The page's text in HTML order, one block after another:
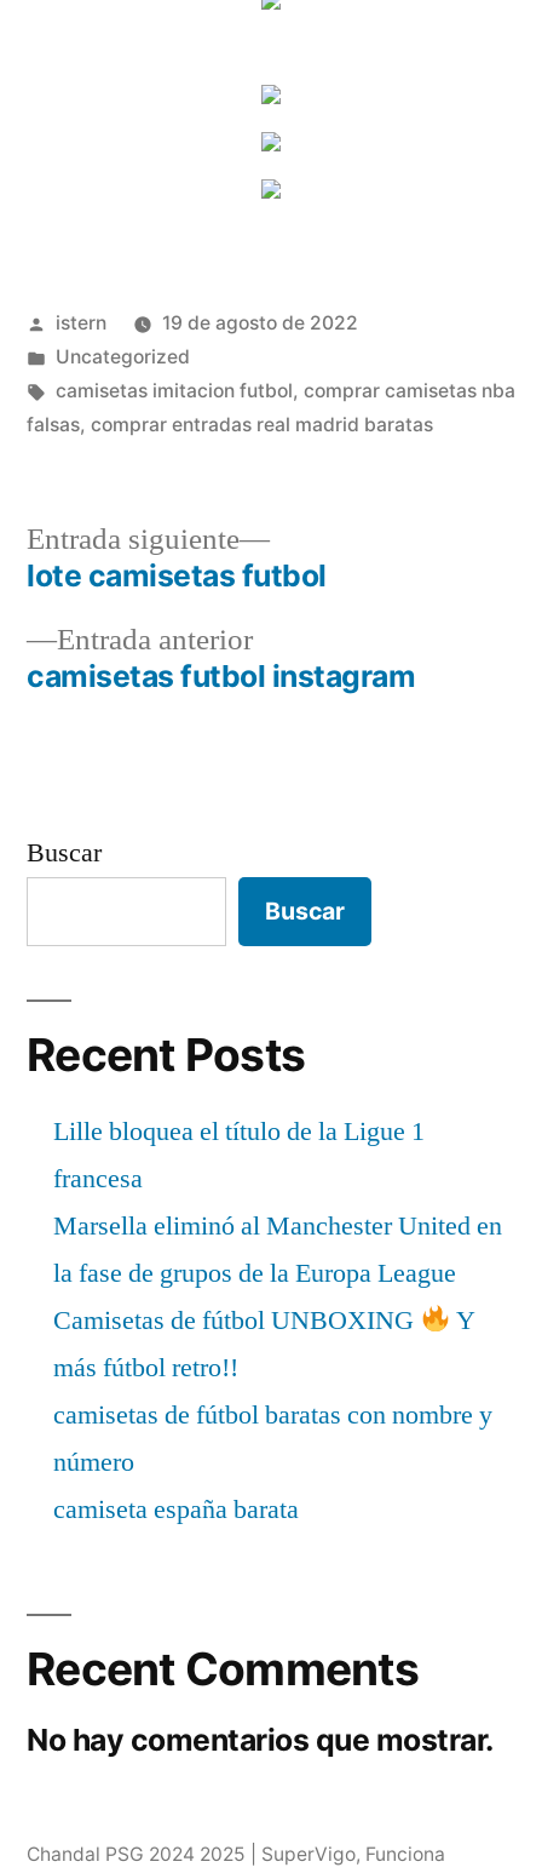
Publicado
por
istern
19 de agosto de 2022
Publicado
en
Uncategorized
Etiquetas:
camisetas imitacion futbol, comprar camisetas nba
falsas, comprar entradas real madrid baratas
Navegación
deEntrada anteriorEntrada
anterior:
camisetas futbol instagram
Entrada siguiente
Entrada
siguiente:
lote camisetas futbol
Buscar
Buscar
Recent Posts
Lille bloquea el título de la Ligue 1
francesa
Marsella eliminó al Manchester United en
la fase de grupos de la Europa League
Camisetas de fútbol UNBOXING
Y
más fútbol retro!!
camisetas de fútbol baratas con nombre y
número
camiseta españa barata
Recent Comments
No hay comentarios que mostrar.
Chandal PSG 2024 2025 | SuperVigo, Funciona